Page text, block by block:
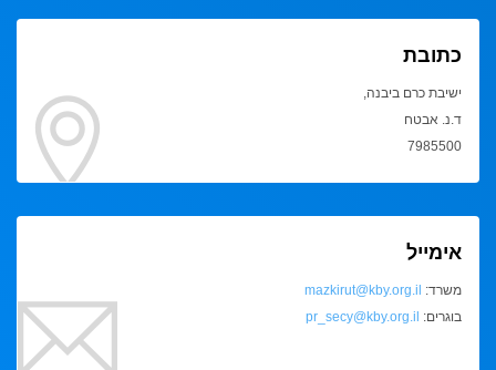
כתובת
ישיבת כרם ביבנה,
ד.נ. אבטח
7985500
אימייל
משרד: mazkirut@kby.org.il
בוגרים: pr_secy@kby.org.il